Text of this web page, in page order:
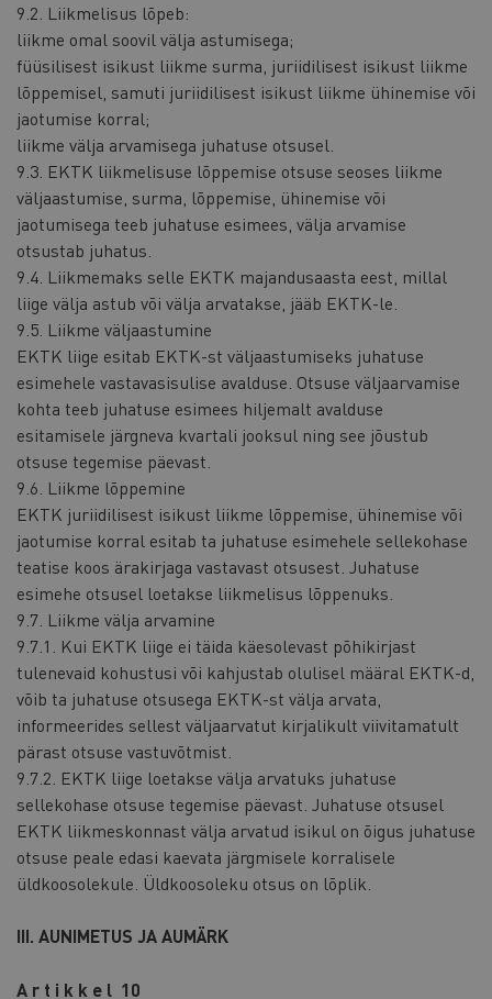
9.2. Liikmelisus lõpeb:
liikme omal soovil välja astumisega;
füüsilisest isikust liikme surma, juriidilisest isikust liikme
lõppemisel, samuti juriidilisest isikust liikme ühinemise või
jaotumise korral;
liikme välja arvamisega juhatuse otsusel.
9.3. EKTK liikmelisuse lõppemise otsuse seoses liikme
väljaastumise, surma, lõppemise, ühinemise või
jaotumisega teeb juhatuse esimees, välja arvamise
otsustab juhatus.
9.4. Liikmemaks selle EKTK majandusaasta eest, millal
liige välja astub või välja arvatakse, jääb EKTK-le.
9.5. Liikme väljaastumine
EKTK liige esitab EKTK-st väljaastumiseks juhatuse
esimehele vastavasisulise avalduse. Otsuse väljaarvamise
kohta teeb juhatuse esimees hiljemalt avalduse
esitamisele järgneva kvartali jooksul ning see jõustub
otsuse tegemise päevast.
9.6. Liikme lõppemine
EKTK juriidilisest isikust liikme lõppemise, ühinemise või
jaotumise korral esitab ta juhatuse esimehele sellekohase
teatise koos ärakirjaga vastavast otsusest. Juhatuse
esimehe otsusel loetakse liikmelisus lõppenuks.
9.7. Liikme välja arvamine
9.7.1. Kui EKTK liige ei täida käesolevast põhikirjast
tulenevaid kohustusi või kahjustab olulisel määral EKTK-d,
võib ta juhatuse otsusega EKTK-st välja arvata,
informeerides sellest väljaarvatut kirjalikult viivitamatult
pärast otsuse vastuvõtmist.
9.7.2. EKTK liige loetakse välja arvatuks juhatuse
sellekohase otsuse tegemise päevast. Juhatuse otsusel
EKTK liikmeskonnast välja arvatud isikul on õigus juhatuse
otsuse peale edasi kaevata järgmisele korralisele
üldkoosolekule. Üldkoosoleku otsus on lõplik.
III. AUNIMETUS JA AUMÄRK
A r t i k k e l 10